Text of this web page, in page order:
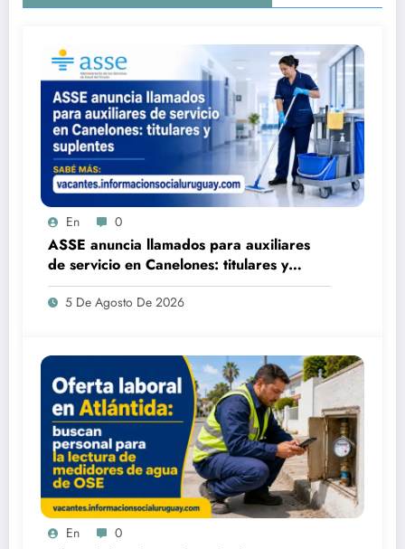
En 0
ASSE anuncia llamados para auxiliares
de servicio en Canelones: titulares y
suplentes
5 De Agosto De 2026
En 0